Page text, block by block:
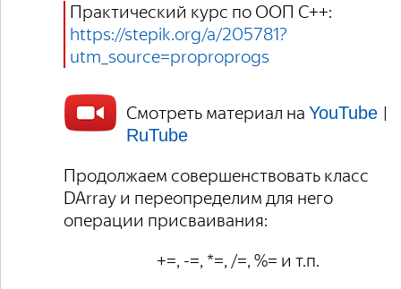
Практический курс по ООП C++:
https://stepik.org/a/205781?
utm_source=proproprogs
Смотреть материал на YouTube |
RuTube
Продолжаем совершенствовать класс
DArray и переопределим для него
операции присваивания:
+=, -=, *=, /=, %= и т.п.